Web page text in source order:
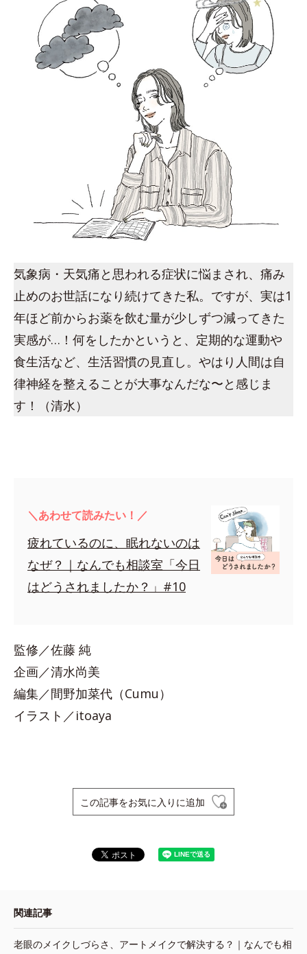
気象病・天気痛と思われる症状に悩まされ、痛み
止めのお世話になり続けてきた私。ですが、実は1
年ほど前からお薬を飲む量が少しずつ減ってきた
実感が…！何をしたかというと、定期的な運動や
食生活など、生活習慣の見直し。やはり人間は自
律神経を整えることが大事なんだな〜と感じま
す！（清水）
＼あわせて読みたい！／
疲れているのに、眠れないのは
なぜ？｜なんでも相談室「今日
はどうされましたか？」#10
監修／佐藤 純
企画／清水尚美
編集／間野加菜代（Cumu）
イラスト／itoaya
この記事をお気に入りに追加
関連記事
老眼のメイクしづらさ、アートメイクで解決する？｜なんでも相